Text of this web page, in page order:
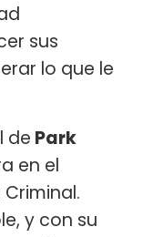
sus
lo que le
de Park
en el
y con su